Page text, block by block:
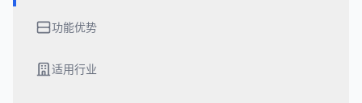
功能优势
适用行业